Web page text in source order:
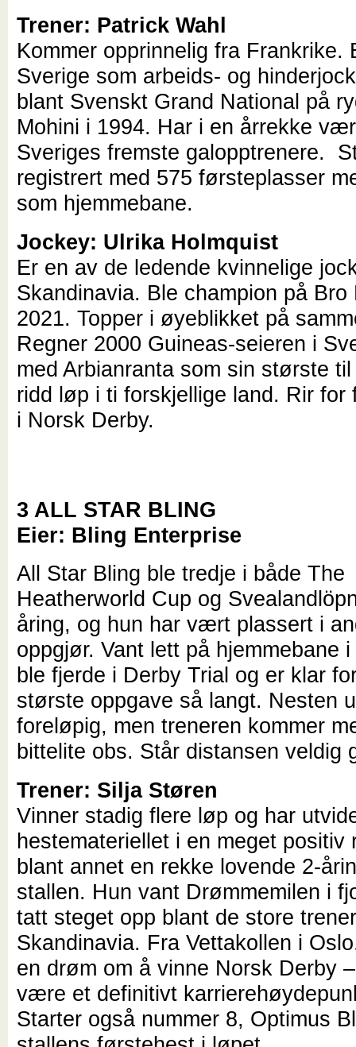
Trener: Patrick Wahl
Kommer opprinnelig fra Frankrike.
Sverige som arbeids- og
blant Svenskt Grand National på
Mohini i 1994. Har i en årrekke
Sveriges fremste galopptrenere.
registrert med 575 førsteplasser
som hjemmebane.
Jockey: Ulrika Holmquist
Er en av de ledende kvinnelige
Skandinavia. Ble champion på Bro
2021. Topper i øyeblikket på
Regner 2000 Guineas-seieren i
med Arbianranta som sin største
ridd løp i ti forskjellige land. Rir for
i Norsk Derby.
3 ALL STAR BLING
Eier: Bling Enterprise
All Star Bling ble tredje i både The
Heatherworld Cup og
åring, og hun har vært plassert i
oppgjør. Vant lett på hjemmebane
ble fjerde i Derby Trial og er klar
største oppgave så langt. Nesten
foreløpig, men treneren kommer
bittelite obs. Står distansen veldig
Trener: Silja Støren
Vinner stadig flere løp og har
hestemateriellet i en meget positiv
blant annet en rekke lovende 2-
stallen. Hun vant Drømmemilen i
tatt steget opp blant de store
Skandinavia. Fra Vettakollen i
en drøm om å vinne Norsk Derby
være et definitivt
Starter også nummer 8, Optimus